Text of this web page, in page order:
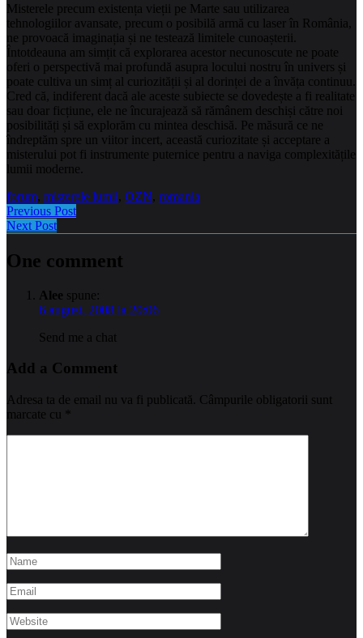
Misterele precum existența vieții pe Marte sau utilizarea
tehnologiilor avansate, precum o posibilă armă cu laser în România,
ne provoacă imaginația și ne testează limitele cunoașterii.
Întotdeauna am simțit că explorarea acestor necunoscute ne poate
oferi o perspectivă mai profundă asupra locului nostru în univers și
poate cultiva un simț al curiozității și al dorinței de a învăța continuu.
Cred că, indiferent dacă ale aceste subiecte se dovedește a fi realitate
sau doar ficțiune, ele ne încurajează să rămânem deschiși către noi
posibilități și să explorăm cu mintea deschisă. Pe măsură ce ne
îndreptăm spre un viitor incert, această curiozitate și acceptare a
misterului pot fi instrumente puternice pentru a naviga complexitățile
lumii moderne.
forum, misterele lumii, OZN, romania
Previous Post
Next Post
One comment
Alee spune:
6 august, 2008 la 20:06
Send me a chat
Add a Comment
Adresa ta de email nu va fi publicată. Câmpurile obligatorii sunt
marcate cu